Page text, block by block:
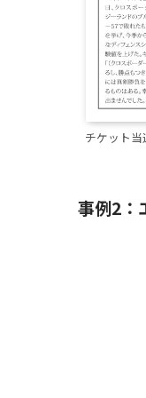
チケット
事例2：